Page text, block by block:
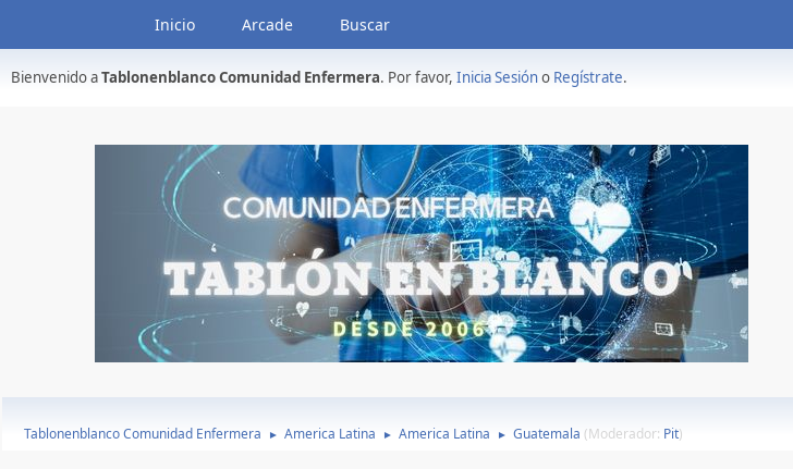
Inicio Arcade Buscar
Bienvenido aTablonenblanco Comunidad Enfermera. Por favor, Inicia Sesióno Regístrate.
Tablonenblanco Comunidad Enfermera ► America Latina ► America Latina ► Guatemala (Moderador: Pit)